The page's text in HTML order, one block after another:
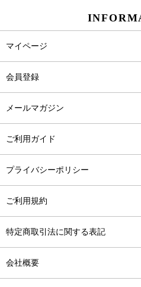
マイページ
会員登録
メールマガジン
ご利用ガイド
プライバシーポリシー
ご利用規約
特定商取引法に関する表記
会社概要